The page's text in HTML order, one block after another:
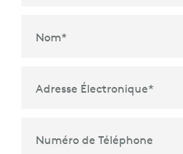
Nom*
Adresse Électronique*
Numéro de Téléphone